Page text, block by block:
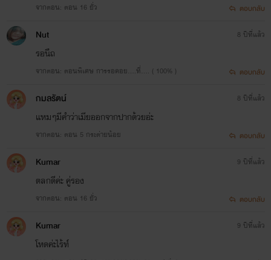
จากตอน: ตอน 16 ยั่ว ตอบกลับ
Nut
รอนึถ
จากตอน: ตอนพิเศษ การรอคอย....ที่.... ( 100% )
8 ปีที่แล้ว
ตอบกลับ
กมลรัตน์
แหมๆมีคำว่าเมียออกจากปากด้วยอ่ะ
จากตอน: ตอน 5 กระต่ายน้อย
8 ปีที่แล้ว
ตอบกลับ
Kumar
ตลกดีค่ะ​ คู่รอง
จากตอน: ตอน 16 ยั่ว
9 ปีที่แล้ว
ตอบกลับ
Kumar
โหดค่ะไร้ท์​
9 ปีที่แล้ว